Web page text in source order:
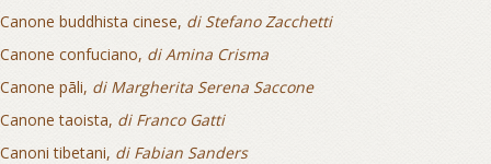
Canone buddhista cinese, di Stefano Zacchetti
Canone confuciano, di Amina Crisma
Canone pāli, di Margherita Serena Saccone
Canone taoista, di Franco Gatti
Canoni tibetani, di Fabian Sanders